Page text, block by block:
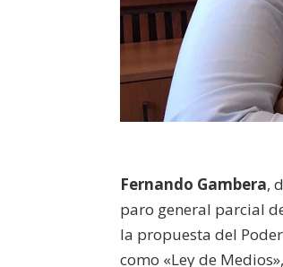
Fernando Gambera,
paro general parcial
la propuesta del
como «Ley de